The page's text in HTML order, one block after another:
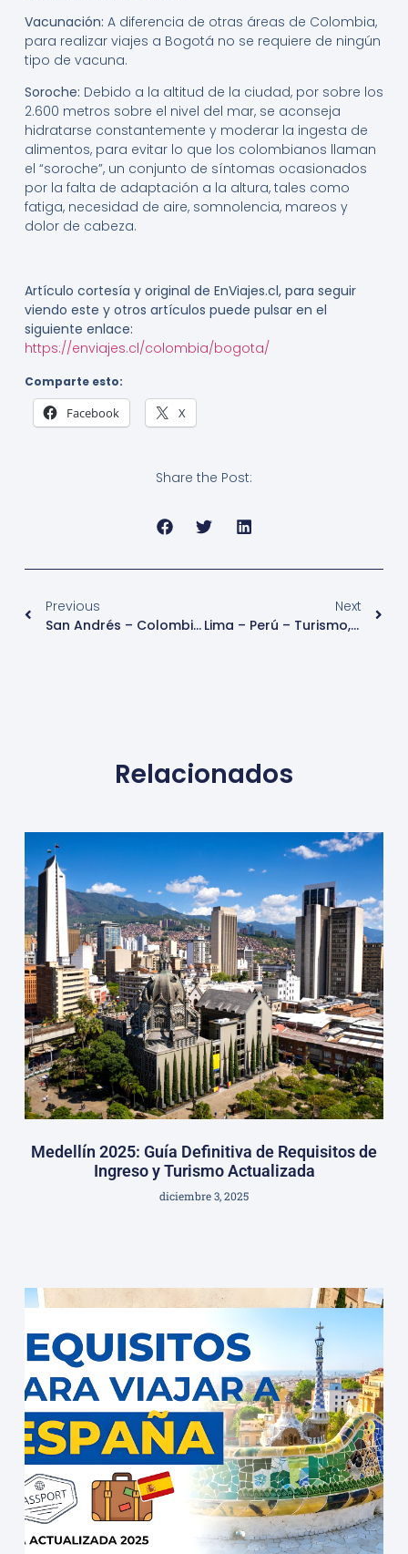
Vacunación: A diferencia de otras áreas de Colombia,
para realizar viajes a Bogotá no se requiere de ningún
tipo de vacuna.
Soroche: Debido a la altitud de la ciudad, por sobre los
2.600 metros sobre el nivel del mar, se aconseja
hidratarse constantemente y moderar la ingesta de
alimentos, para evitar lo que los colombianos llaman
el “soroche”, un conjunto de síntomas ocasionados
por la falta de adaptación a la altura, tales como
fatiga, necesidad de aire, somnolencia, mareos y
dolor de cabeza.
Artículo cortesía y original de EnViajes.cl, para seguir
viendo este y otros artículos puede pulsar en el
siguiente enlace:
https://enviajes.cl/colombia/bogota/
Comparte esto:
Facebook X
Share the Post:
Previous
San Andrés – Colombia – Turismo
Next
Lima – Perú – Turismo, Ciudades Top
Relacionados
Medellín 2025: Guía Definitiva de Requisitos de
Ingreso y Turismo Actualizada
diciembre 3, 2025